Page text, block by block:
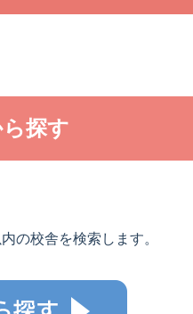
探す
の校舎を検索します。